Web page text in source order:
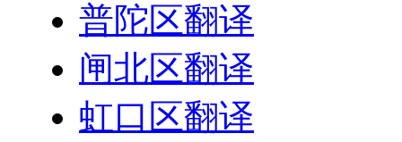
普陀区翻译
闸北区翻译
虹口区翻译